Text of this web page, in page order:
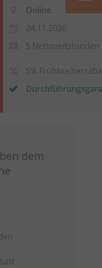
Online
24.11.2026
5 Nettozeitstunden
5%
dem